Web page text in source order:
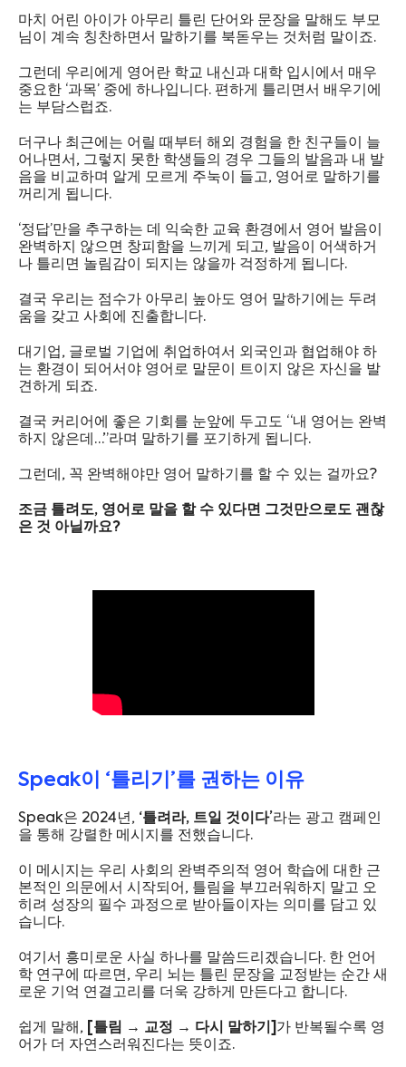
마치 어린 아이가 아무리 틀린 단어와 문장을 말해도 부모
님이 계속 칭찬하면서 말하기를 북돋우는 것처럼 말이죠.
그런데 우리에게 영어란 학교 내신과 대학 입시에서 매우
중요한 ‘과목’ 중에 하나입니다. 편하게 틀리면서 배우기에
는 부담스럽죠.
더구나 최근에는 어릴 때부터 해외 경험을 한 친구들이 늘
어나면서, 그렇지 못한 학생들의 경우 그들의 발음과 내 발
음을 비교하며 알게 모르게 주눅이 들고, 영어로 말하기를
꺼리게 됩니다.
‘정답’만을 추구하는 데 익숙한 교육 환경에서 영어 발음이
완벽하지 않으면 창피함을 느끼게 되고, 발음이 어색하거
나 틀리면 놀림감이 되지는 않을까 걱정하게 됩니다.
결국 우리는 점수가 아무리 높아도 영어 말하기에는 두려
움을 갖고 사회에 진출합니다.
대기업, 글로벌 기업에 취업하여서 외국인과 협업해야 하
는 환경이 되어서야 영어로 말문이 트이지 않은 자신을 발
견하게 되죠.
결국 커리어에 좋은 기회를 눈앞에 두고도 “내 영어는 완벽
하지 않은데…”라며 말하기를 포기하게 됩니다.
그런데, 꼭 완벽해야만 영어 말하기를 할 수 있는 걸까요?
조금 틀려도, 영어로 말을 할 수 있다면 그것만으로도 괜찮
은 것 아닐까요?
Speak이 ‘틀리기’를 권하는 이유
Speak은 2024년, ‘틀려라, 트일 것이다’라는 광고 캠페인
을 통해 강렬한 메시지를 전했습니다.
이 메시지는 우리 사회의 완벽주의적 영어 학습에 대한 근
본적인 의문에서 시작되어, 틀림을 부끄러워하지 말고 오
히려 성장의 필수 과정으로 받아들이자는 의미를 담고 있
습니다.
여기서 흥미로운 사실 하나를 말씀드리겠습니다. 한 언어
학 연구에 따르면, 우리 뇌는 틀린 문장을 교정받는 순간 새
로운 기억 연결고리를 더욱 강하게 만든다고 합니다.
쉽게 말해, [틀림 → 교정 → 다시 말하기] 가 반복될수록 영
어가 더 자연스러워진다는 뜻이죠.